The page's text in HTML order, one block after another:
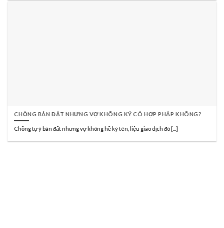
CHỒNG BÁN ĐẤT NHƯNG VỢ KHÔNG KÝ CÓ HỢP PHÁP KHÔNG?
Chồng tự ý bán đất nhưng vợ không hề ký tên, liệu giao dịch đó [...]